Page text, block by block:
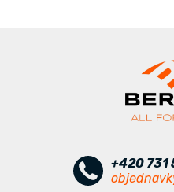
+420 731